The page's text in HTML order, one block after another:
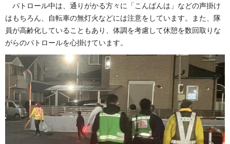
パトロール中は、通りがかる方々に「こんばんは」などの声掛け
はもちろん、自転車の無灯火などには注意をしています。また、隊
員が高齢化していることもあり、体調を考慮して休憩を数回取りな
がらのパトロールを心掛けています。